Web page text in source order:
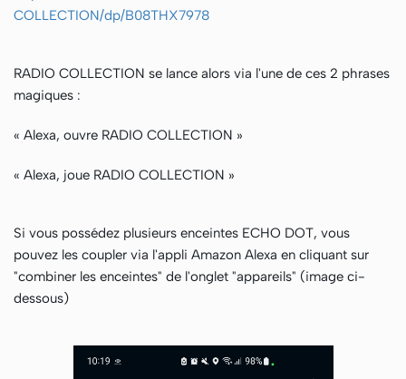
COLLECTION/dp/B08THX7978
RADIO COLLECTION se lance alors via l'une de ces 2 phrases
magiques :
« Alexa, ouvre RADIO COLLECTION »
« Alexa, joue RADIO COLLECTION »
Si vous possédez plusieurs enceintes ECHO DOT, vous
pouvez les coupler via l'appli Amazon Alexa en cliquant sur
"combiner les enceintes" de l'onglet "appareils" (image ci-
dessous)